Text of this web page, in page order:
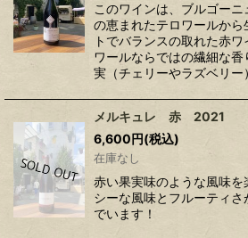
このワインは、ブルゴー
の恵まれたテロワールから
トでバランスの取れた赤
ワールならではの繊細な
実（チェリーやラズベリ
メルキュレ 赤 2021
6,600円(税込)
在庫なし
赤い果実味のような風味を
シーな風味とフルーティ
でいます！